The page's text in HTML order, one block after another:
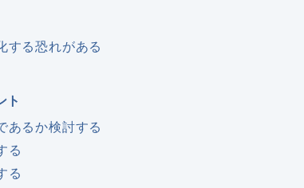
する恐れがある
ト
あるか検討する
る
る